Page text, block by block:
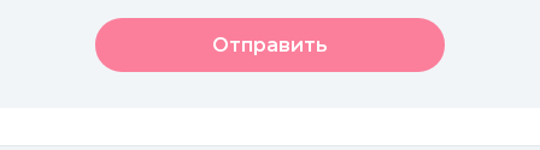
Отправить